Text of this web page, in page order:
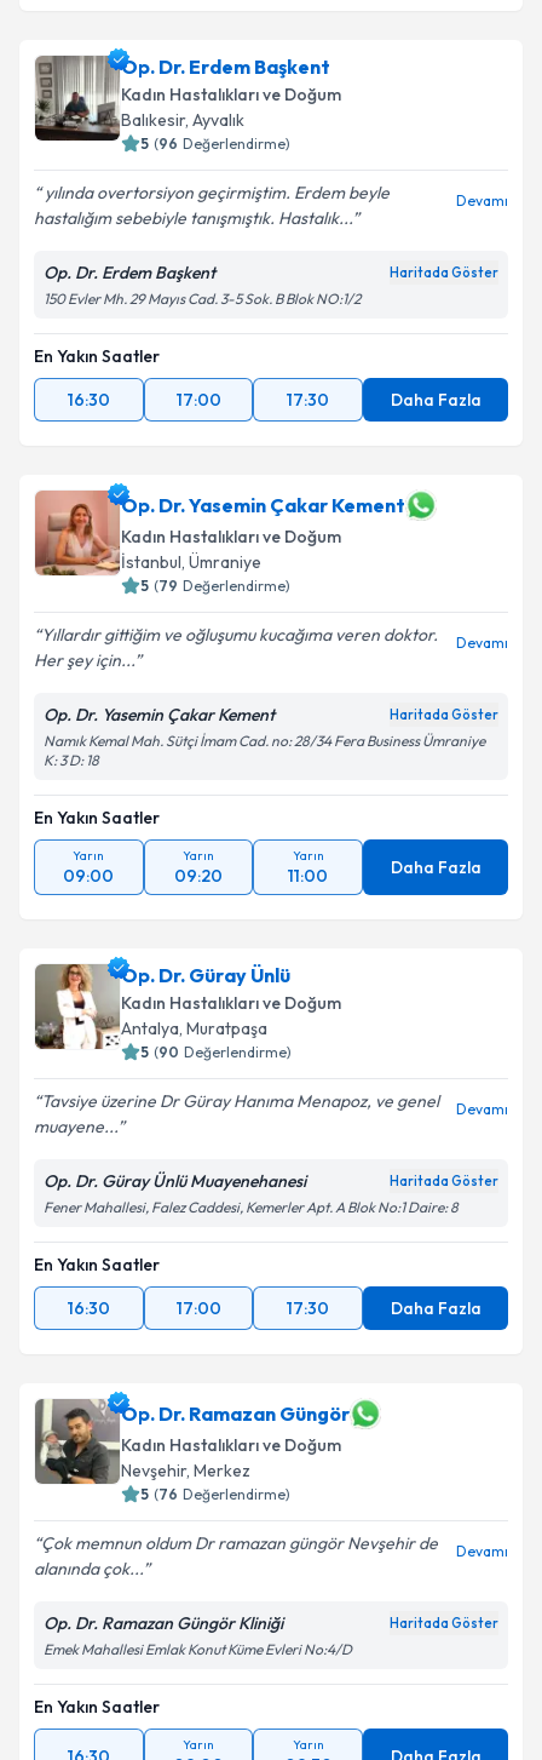
Op. Dr. Erdem Başkent
Kadın Hastalıkları ve Doğum
Balıkesir, Ayvalık
5 (96 Değerlendirme)
yılında overtorsiyon geçirmiştim. Erdem beyle
hastalığım sebebiyle tanışmıştık. Hastalık...
Devamı
Op. Dr. Erdem Başkent Haritada Göster
150 Evler Mh. 29 Mayıs Cad. 3-5 Sok. B Blok NO:1/2
En Yakın Saatler
16:30
17:00 17:30 Daha Fazla
Op. Dr. Yasemin Çakar Kement
Kadın Hastalıkları ve Doğum
İstanbul, Ümraniye
5 (79 Değerlendirme)
Yıllardır gittiğim ve oğluşumu kucağıma veren doktor.
Her şey için...
Devamı
Op. Dr. Yasemin Çakar Kement Haritada Göster
Namık Kemal Mah. Sütçi İmam Cad. no: 28/34 Fera Business Ümraniye
K: 3 D: 18
En Yakın Saatler
Yarın
09:00
Yarın
09:20
Yarın
11:00 Daha Fazla
Op. Dr. Güray Ünlü
Kadın Hastalıkları ve Doğum
Antalya, Muratpaşa
5 (90 Değerlendirme)
Tavsiye üzerine Dr Güray Hanıma Menapoz, ve genel
muayene...
Devamı
Op. Dr. Güray Ünlü Muayenehanesi Haritada Göster
Fener Mahallesi, Falez Caddesi, Kemerler Apt. A Blok No:1 Daire: 8
En Yakın Saatler
16:30
17:00 17:30 Daha Fazla
Op. Dr. Ramazan Güngör
Kadın Hastalıkları ve Doğum
Nevşehir, Merkez
5 (76 Değerlendirme)
Çok memnun oldum Dr ramazan güngör Nevşehir de
alanında çok...
Devamı
Op. Dr. Ramazan Güngör Kliniği Haritada Göster
Emek Mahallesi Emlak Konut Küme Evleri No:4/D
En Yakın Saatler
Yarın Yarın